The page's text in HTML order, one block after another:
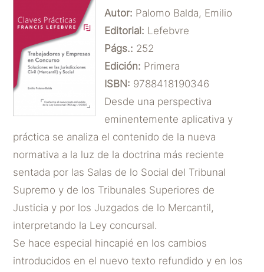
Autor: Palomo Balda, Emilio
Editorial: Lefebvre
Págs.: 252
Edición: Primera
ISBN: 9788418190346
Desde una perspectiva
eminentemente aplicativa y
práctica se analiza el contenido de la nueva
normativa a la luz de la doctrina más reciente
sentada por las Salas de lo Social del Tribunal
Supremo y de los Tribunales Superiores de
Justicia y por los Juzgados de lo Mercantil,
interpretando la Ley concursal.
Se hace especial hincapié en los cambios
introducidos en el nuevo texto refundido y en los